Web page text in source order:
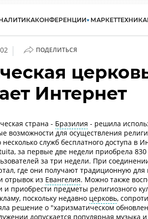
КОНФЕРЕНЦИИ МАРКЕТТЕХНИКА
| ПОДЕЛИТЬСЯ
Интернет
страна - Бразилия - решила
возможности для осуществления
служб бесплатного доступа в
за первые две недели приобрела
за три недели. При
где они получают традиционную
отрывок из Евангелия. Можно также
и приобрести предметы религиозного
поскольку недавно церковь,
решение о "харизматическом
допускается популярная музыка